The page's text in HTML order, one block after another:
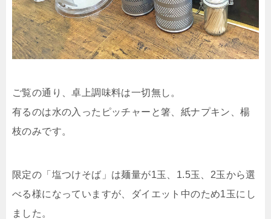
ご覧の通り、卓上調味料は一切無し。
有るのは水の入ったピッチャーと箸、紙ナプキン、楊
枝のみです。
限定の「塩つけそば」は麺量が1玉、1.5玉、2玉から選
べる様になっていますが、ダイエット中のため1玉にし
ました。